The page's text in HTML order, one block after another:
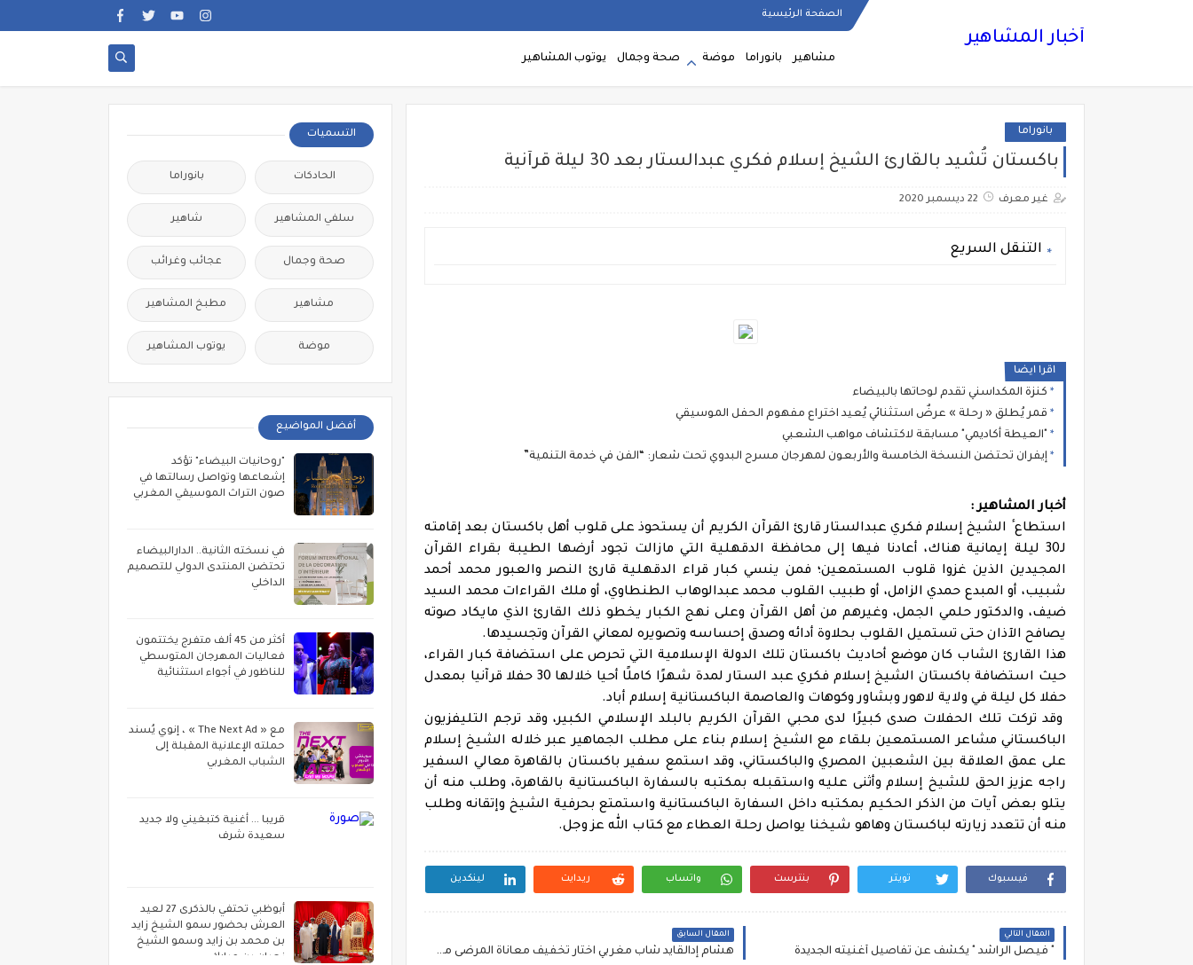
الصفحة الرئيسية
أخبار المشاهير
مشاهير بانوراما موضة صحة وجمال يوتوب المشاهير
بانوراما
باكستان تُشيد بالقارئ الشيخ إسلام فكري عبدالستار بعد 30 ليلة قرآنية
غير معرف 22 ديسمبر 2020
التنقل السريع
اقرا ايضا
كنزة المكداسني تقدم لوحاتها بالبيضاء
قمر يُطلق « رحلة » عرضٌ استثنائي يُعيد اختراع مفهوم الحفل الموسيقي
"العيطة أكاديمي" مسابقة لاكتشاف مواهب الشعبي
إيفران تحتضن النسخة الخامسة والأربعون لمهرجان مسرح البدوي تحت شعار: “الفن في خدمة التنمية”
أخبار المشاهير :
استطاع ٔ الشيخ إسلام فكري عبدالستار قارئ القرآن الكريم أن يستحوذ على قلوب أهل باكستان بعد إقامته
لـ30 ليلة إيمانية هناك، أعادنا فيها إلى محافظة الدقهلية التي مازالت تجود أرضها الطيبة بقراء القرآن
المجيدين الذين غزوا قلوب المستمعين؛ فمن ينسي كبار قراء الدقهلية قارئ النصر والعبور محمد أحمد
شبيب، أو المبدع حمدي الزامل، أو طبيب القلوب محمد عبدالوهاب الطنطاوي، أو ملك القراءات محمد السيد
ضيف، والدكتور حلمي الجمل، وغيرهم من أهل القرآن وعلى نهج الكبار يخطو ذلك القارئ الذي مايكاد صوته
يصافح الآذان حتى تستميل القلوب بحلاوة أدائه وصدق إحساسه وتصويره لمعاني القرآن وتجسيدها.
هذا القارئ الشاب كان موضع أحاديث باكستان تلك الدولة الإسلامية التي تحرص على استضافة كبار القراء،
حيث استضافة باكستان الشيخ إسلام فكري عبد الستار لمدة شهرًا كاملًا أحيا خلالها 30 حفلا قرآنيا بمعدل
حفلا كل ليلة في ولاية لاهور وبشاور وكوهات والعاصمة الباكستانية إسلام أباد.
وقد تركت تلك الحفلات صدى كبيرًا لدى محبي القرآن الكريم بالبلد الإسلامي الكبير، وقد ترجم التليفزيون
الباكستاني مشاعر المستمعين بلقاء مع الشيخ إسلام بناء على مطلب الجماهير عبر خلاله الشيخ إسلام
على عمق العلاقة بين الشعبين المصري والباكستاني، وقد استمع سفير باكستان بالقاهرة معالي السفير
راجه عزيز الحق للشيخ إسلام وأثنى عليه واستقبله بمكتبه بالسفارة الباكستانية بالقاهرة، وطلب منه أن
يتلو بعض آيات من الذكر الحكيم بمكتبه داخل السفارة الباكستانية واستمتع بحرفية الشيخ وإتقانه وطلب
منه أن تتعدد زيارته لباكستان وهاهو شيخنا يواصل رحلة العطاء مع كتاب الله عز وجل.
فيسبوك تويتر بنترست واتساب ريدايت لينكدين
المقال التالي
" فيصل الراشد " يكشف عن تفاصيل أغنيته الجديدة
المقال السابق
هشام إدالقايد‎ شاب مغربي اختار تخفيف معاناة المرضى من خلال العلاج بالطاقة
التسميات
الحادكات بانوراما
سلفي المشاهير شاهير
صحة وجمال عجائب وغرائب
مشاهير مطبخ المشاهير
موضة يوتوب المشاهير
أفضل المواضيع
"روحانيات البيضاء" تؤكد
إشعاعها وتواصل رسالتها في
صون التراث الموسيقي المغربي
في نسخته الثانية.. الدارالبيضاء
تحتضن المنتدى الدولي للتصميم
الداخلي
أكثر من 45 ألف متفرج يختتمون
فعاليات المهرجان المتوسطي
للناظور في أجواء استثنائية
مع « The Next Ad » ، إنوي يُسند
حملته الإعلانية المقبلة إلى
الشباب المغربي
قريبا ... أغنية كتبغيني ولا جديد
سعيدة شرف
أبوظبي تحتفي بالذكرى 27 لعيد
العرش بحضور سمو الشيخ زايد
بن محمد بن زايد وسمو الشيخ
نهيان بن مبارك